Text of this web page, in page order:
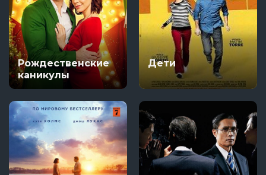
Рождественские
каникулы
Дети